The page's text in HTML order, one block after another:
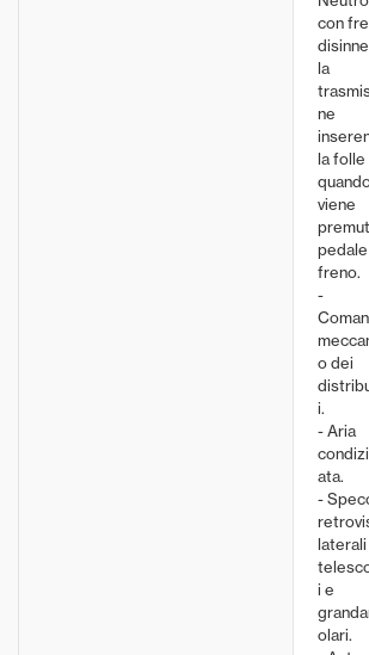
con
la
ne
la folle
viene
freno.
-
o dei
i.
- Aria
ata.
-
laterali
i e
olari.